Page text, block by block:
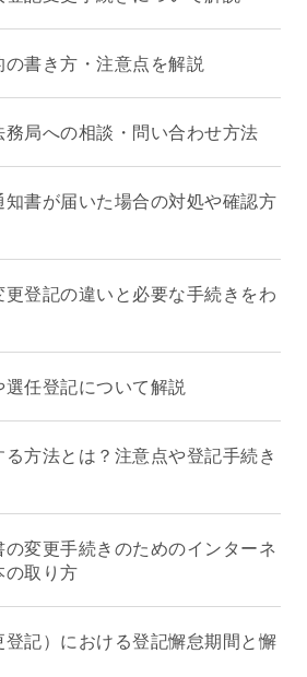
書き方・注意点を解説
局への相談・問い合わせ方法
書が届いた場合の対処や確認方
登記の違いと必要な手続きをわ
任登記について解説
方法とは？注意点や登記手続き
変更手続きのためのインターネ
の取り方
記）における登記懈怠期間と懈